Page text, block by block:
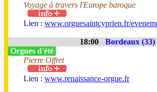
Voyage à travers l'Europe baroque
Lien : www.orguesaintcyprien.fr/
18:00 Bordeaux (33)
Orgues d'été
Pierre Offret
Lien : www.renaissance-orgue.fr